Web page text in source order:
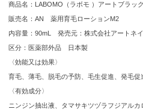
商品名：LABOMO（ラボモ ）アートブラッ
販売名：AN 薬用育毛ローションM2
内容量：90mL 発売元：株式会社アートネ
区分：医薬部外品 日本製
〈効能又は効果〉
育毛、薄毛、脱毛の予防、毛生促進、発毛促
〈有効成分〉
ニンジン抽出液、タマサキツヅラフジアル